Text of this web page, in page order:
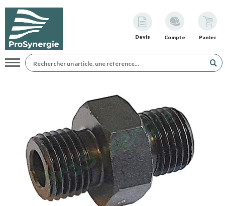
Devis Compte Panier
Navigation